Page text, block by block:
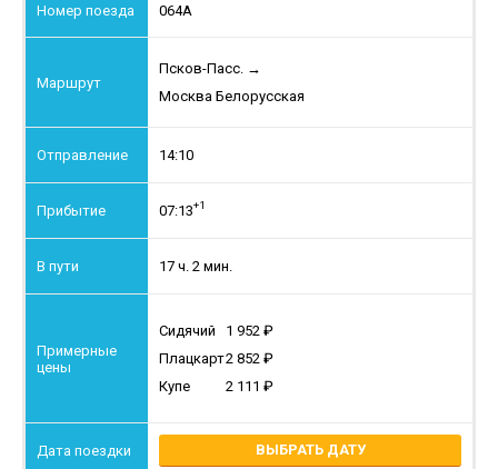
064А
Псков-Пасс. →
Москва Белорусская
14:10
07:13+1
17 ч. 2 мин.
Сидячий
1 952
Плацкарт2 852
Купе
2 111
ВЫБРАТЬ ДАТУ